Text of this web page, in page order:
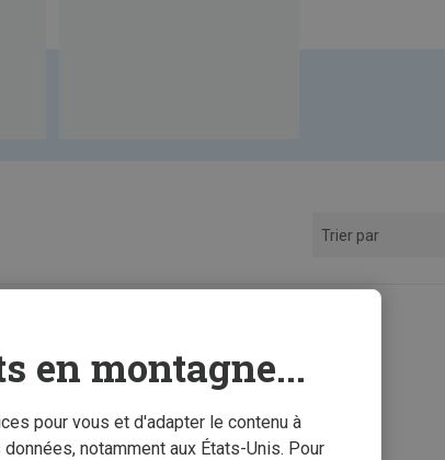
Trier par
en montagne...
pour vous et d'adapter le contenu à
notamment aux États-Unis. Pour